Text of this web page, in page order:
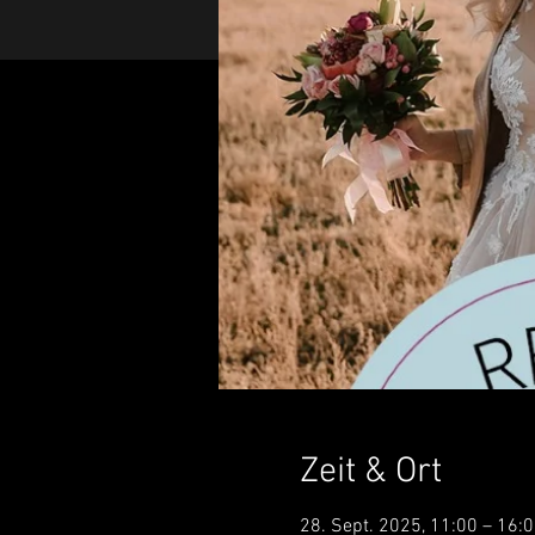
Zeit & Ort
28. Sept. 2025, 11:00 –